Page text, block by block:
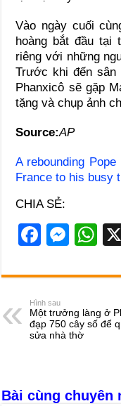
Vào ngày cuối
hoàng bắt đầu tại
riêng với những
Trước khi đến sân
Phanxicô sẽ gặp
tặng và chụp ảnh
Source:AP
A rebounding
France to his busy
CHIA SẺ:
F
c
e
b
o
k
M
ss
n
g
W
at
s
A
Hình sau
Một trưởng làng ở
đạp 750 cây số để
sửa nhà thờ
Bài cùng chuyên